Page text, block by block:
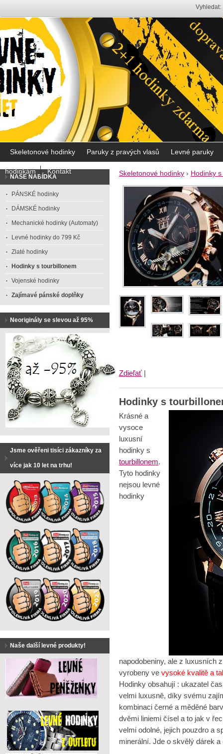
Vyhledat:
Skeletonové hodinky Paruky z pravých vlasů Levné paruky
hodinkám Kontakt Skeletonové hodinky › Hodinky
Zdieľať |
Hodinky s
Krásné a
vysoce
luxusní
hodinky s
tourbillonem.
Tyto hodinky
nejsou levné
hodinky
napodobeniny, ale z luxusních
vyrobeny ve vysoké kvalitě a
Hodinky obsahují : ukazatel
velmi luxusně, díky svému
kombinaci černé a měděné
dvěmi liniemi čísel a to jak v
velmi odolné, jejich pouzdro a
minerální. Jde o skvělý dárek
NAŠE NABÍDKA
PÁNSKÉ hodinky
DÁMSKÉ hodinky
Mechanické hodinky (Automaty)
Levné hodinky do 799 Kč
Zlaté hodinky
Hodinky s tourbillonem
Vojenské hodinky
Zajímavé pánské doplňky
Neoriginály se slevou až 95%
Jsme ověřeni tisíci zákazníky za
více jak 10 let na trhu!
Naše další levné produkty!